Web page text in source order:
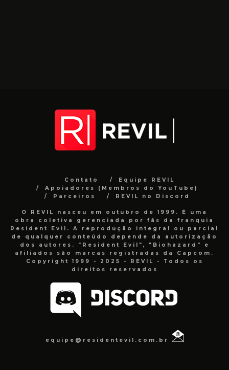
Contato
Equipe REVIL
Apoiadores (Membros do YouTube)
Parceiros
REVIL no Discord
O REVIL nasceu em outubro de 1999. É uma
obra coletiva gerenciada por fãs da franquia
Resident Evil. A reprodução integral ou parcial
de qualquer conteúdo depende da autorização
dos autores. "Resident Evil", "Biohazard" e
afiliados são marcas registradas da Capcom.
Copyright 1999 - 2025 - REVIL - Todos os
direitos reservados
equipe@residentevil.com.br